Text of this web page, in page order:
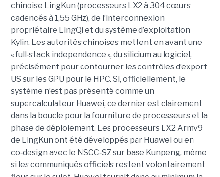
chinoise LingKun (processeurs LX2 à 304 cœurs
cadencés à 1,55 GHz), de l’interconnexion
propriétaire LingQi et du système d’exploitation
Kylin. Les autorités chinoises mettent en avant une
« full‑stack independence », du silicium au logiciel,
précisément pour contourner les contrôles d’export
US sur les GPU pour le HPC. Si, officiellement, le
système n’est pas présenté comme un
supercalculateur Huawei, ce dernier est clairement
dans la boucle pour la fourniture de processeurs et la
phase de déploiement. Les processeurs LX2 Armv9
de LingKun ont été développés par Huawei ou en
co‑design avec le NSCC‑SZ sur base Kunpeng, même
si les communiqués officiels restent volontairement